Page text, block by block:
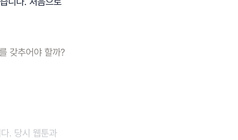
갖추어야 할까?
. 당시 웹툰과